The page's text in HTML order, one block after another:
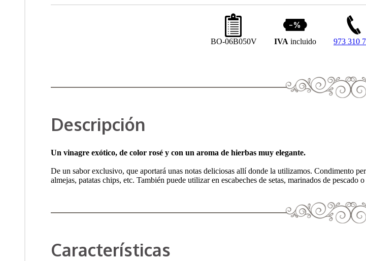
BO-06B050V IVA incluido 973 310
Descripción
Un vinagre exótico, de color rosé y con un aroma de hierbas muy elegante.
De un sabor exclusivo, que aportará unas notas deliciosas allí donde la utilizamos. Condimento
almejas, patatas chips, etc. También puede utilizar en escabeches de setas, marinados de pescado
Características